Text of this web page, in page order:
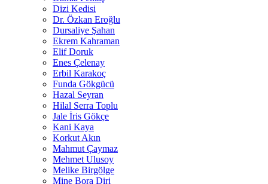
Dizi Kedisi
Dr. Özkan Eroğlu
Dursaliye Şahan
Ekrem Kahraman
Elif Doruk
Enes Çelenay
Erbil Karakoç
Funda Gökgücü
Hazal Seyran
Hilal Serra Toplu
Jale İris Gökçe
Kani Kaya
Korkut Akın
Mahmut Çaymaz
Mehmet Ulusoy
Melike Birgölge
Mine Bora Diri